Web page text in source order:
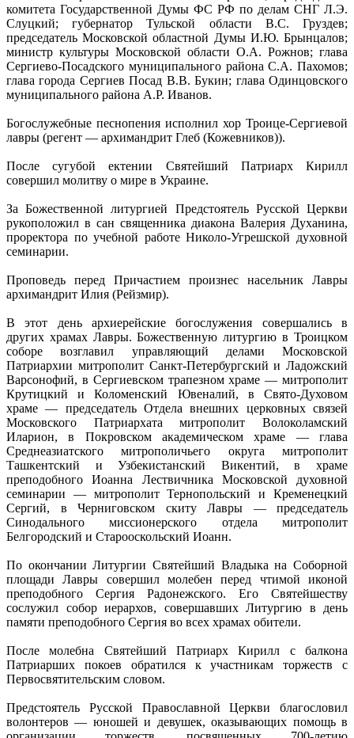
комитета Государственной Думы ФС РФ по делам СНГ Л.Э.
Слуцкий; губернатор Тульской области В.С. Груздев;
председатель Московской областной Думы И.Ю. Брынцалов;
министр культуры Московской области О.А. Рожнов; глава
Сергиево-Посадского муниципального района С.А. Пахомов;
глава города Сергиев Посад В.В. Букин; глава Одинцовского
муниципального района А.Р. Иванов.
Богослужебные песнопения исполнил хор Троице-Сергиевой
лавры (регент — архимандрит Глеб (Кожевников)).
После сугубой ектении Святейший Патриарх Кирилл
совершил молитву о мире в Украине.
За Божественной литургией Предстоятель Русской Церкви
рукоположил в сан священника диакона Валерия Духанина,
проректора по учебной работе Николо-Угрешской духовной
семинарии.
Проповедь перед Причастием произнес насельник Лавры
архимандрит Илия (Рейзмир).
В этот день архиерейские богослужения совершались в
других храмах Лавры. Божественную литургию в Троицком
соборе возглавил управляющий делами Московской
Патриархии митрополит Санкт-Петербургский и Ладожский
Варсонофий, в Сергиевском трапезном храме — митрополит
Крутицкий и Коломенский Ювеналий, в Свято-Духовом
храме — председатель Отдела внешних церковных связей
Московского Патриархата митрополит Волоколамский
Иларион, в Покровском академическом храме — глава
Среднеазиатского митрополичьего округа митрополит
Ташкентский и Узбекистанский Викентий, в храме
преподобного Иоанна Лествичника Московской духовной
семинарии — митрополит Тернопольский и Кременецкий
Сергий, в Черниговском скиту Лавры — председатель
Синодального миссионерского отдела митрополит
Белгородский и Старооскольский Иоанн.
По окончании Литургии Святейший Владыка на Соборной
площади Лавры совершил молебен перед чтимой иконой
преподобного Сергия Радонежского. Его Святейшеству
сослужил собор иерархов, совершавших Литургию в день
памяти преподобного Сергия во всех храмах обители.
После молебна Святейший Патриарх Кирилл с балкона
Патриарших покоев обратился к участникам торжеств с
Первосвятительским словом.
Предстоятель Русской Православной Церкви благословил
волонтеров — юношей и девушек, оказывающих помощь в